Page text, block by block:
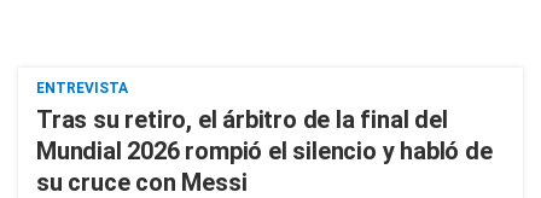
ENTREVISTA
Tras su retiro, el árbitro de la final del
Mundial 2026 rompió el silencio y habló de
su cruce con Messi